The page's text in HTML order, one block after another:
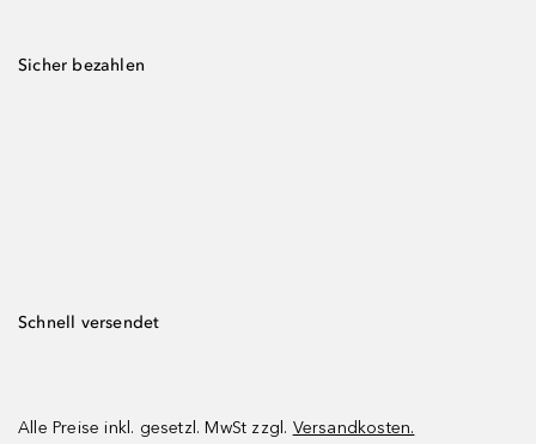
Sicher bezahlen
Schnell versendet
Alle Preise inkl. gesetzl. MwSt zzgl. Versandkosten.